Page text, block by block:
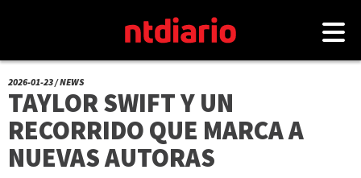
2026-01-23 / NEWS
TAYLOR SWIFT Y UN
RECORRIDO QUE MARCA A
NUEVAS AUTORAS